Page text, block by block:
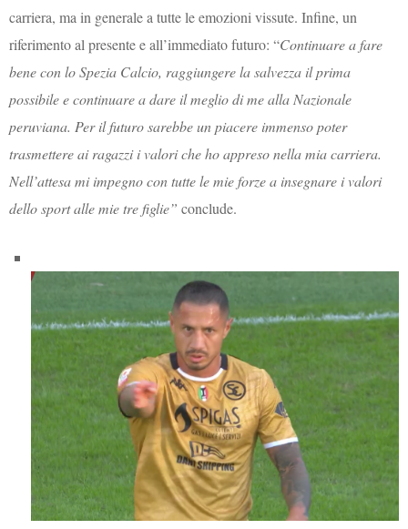
carriera, ma in generale a tutte le emozioni vissute. Infine, un
riferimento al presente e all’immediato futuro: “Continuare a fare
bene con lo Spezia Calcio, raggiungere la salvezza il prima
possibile e continuare a dare il meglio di me alla Nazionale
peruviana. Per il futuro sarebbe un piacere immenso poter
trasmettere ai ragazzi i valori che ho appreso nella mia carriera.
Nell’attesa mi impegno con tutte le mie forze a insegnare i valori
dello sport alle mie tre figlie” conclude.